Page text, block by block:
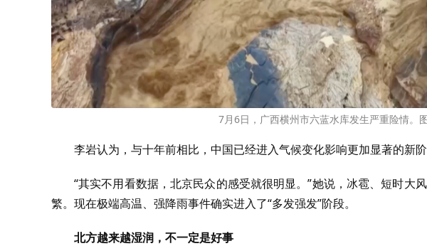
7月6日，广西横州市六蓝水库发生严重险情。
李岩认为，与十年前相比，中国已经进入气候变化影响更加显著的新阶
“其实不用看数据，北京民众的感受就很明显。”她说，冰雹、短时大
繁。现在极端高温、强降雨事件确实进入了“多发强发”阶段。
北方越来越湿润，不一定是好事